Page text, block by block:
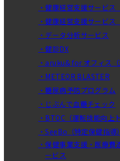
・健康経営支援サービス
・健康経営支援サービス
・データ分析サービス
・健診DX
・aruku& for オフィス（
・METEOR BLASTER
・糖尿病予防プログラム
・じぶんで血糖チェック
・BTOC（運転技能向上
・SeeBo（特定保健指導）
・保健事業支援・医療費
ービス